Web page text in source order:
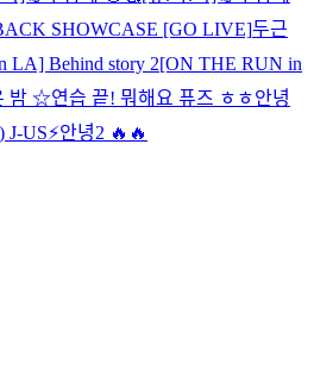
SHOWCASE [GO LIVE]두근
LA] Behind story 2[ON THE RUN in
밤 ☆연습 끝! 뭐해요 퓨즈 ㅎㅎ안녕
J-US⚡️안녕2 🔥🔥